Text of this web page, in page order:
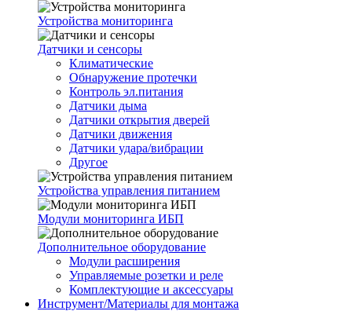
Устройства мониторинга
Датчики и сенсоры
Климатические
Обнаружение протечки
Контроль эл.питания
Датчики дыма
Датчики открытия дверей
Датчики движения
Датчики удара/вибрации
Другое
Устройства управления питанием
Модули мониторинга ИБП
Дополнительное оборудование
Модули расширения
Управляемые розетки и реле
Комплектующие и аксессуары
Инструмент/Материалы для монтажа